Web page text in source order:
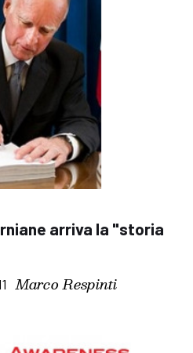
arriva la "storia
Marco Respinti